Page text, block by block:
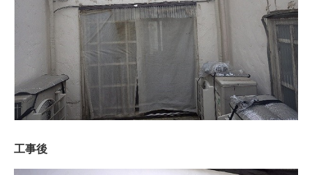
工事後